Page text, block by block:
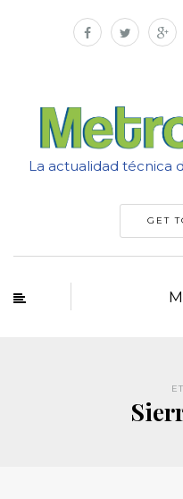
La actualidad técnica
GET